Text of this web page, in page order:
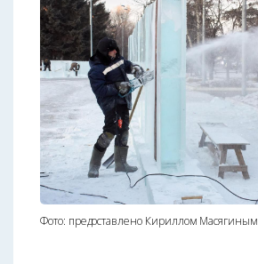
Фото: предоставлено Кириллом Масягиным